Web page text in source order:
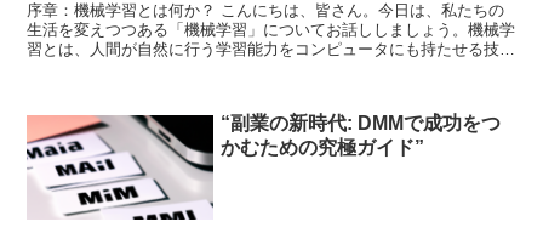
序章：機械学習とは何か？ こんにちは、皆さん。今日は、私たちの
生活を変えつつある「機械学習」についてお話ししましょう。機械学
習とは、人間が自然に行う学習能力をコンピュータにも持たせる技術
“副業の新時代: DMMで成功をつ
かむための究極ガイド”